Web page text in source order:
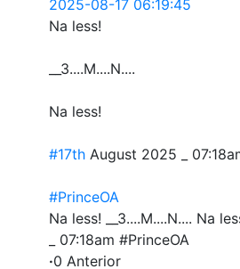
2025-08-17 06:19:45
Na less!
__3....M....N....
Na less!
#17th August 2025 _
#PrinceOA
Na less! __3....M....N.... Na
_ 07:18am #PrinceOA
·0 Anterior